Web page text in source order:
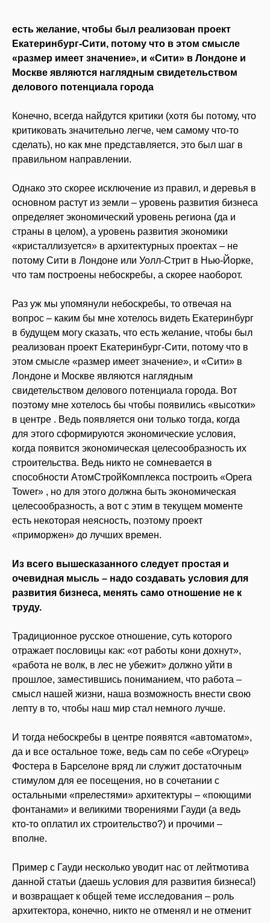
есть желание, чтобы был реализован проект
Екатеринбург-Сити, потому что в этом смысле
«размер имеет значение», и «Сити» в Лондоне и
Москве являются наглядным свидетельством
делового потенциала города
Конечно, всегда найдутся критики (хотя бы потому, что
критиковать значительно легче, чем самому что-то
сделать), но как мне представляется, это был шаг в
правильном направлении.
Однако это скорее исключение из правил, и деревья в
основном растут из земли – уровень развития бизнеса
определяет экономический уровень региона (да и
страны в целом), а уровень развития экономики
«кристаллизуется» в архитектурных проектах – не
потому Сити в Лондоне или Уолл-Стрит в Нью-Йорке,
что там построены небоскребы, а скорее наоборот.
Раз уж мы упомянули небоскребы, то отвечая на
вопрос – каким бы мне хотелось видеть Екатеринбург
в будущем могу сказать, что есть желание, чтобы был
реализован проект Екатеринбург-Сити, потому что в
этом смысле «размер имеет значение», и «Сити» в
Лондоне и Москве являются наглядным
свидетельством делового потенциала города. Вот
поэтому мне хотелось бы чтобы появились «высотки»
в центре . Ведь появляется они только тогда, когда
для этого сформируются экономические условия,
когда появится экономическая целесообразность их
строительства. Ведь никто не сомневается в
способности АтомСтройКомплекса построить «Оpera
Tower» , но для этого должна быть экономическая
целесообразность, а вот с этим в текущем моменте
есть некоторая неясность, поэтому проект
«приморжен» до лучших времен.
Из всего вышесказанного следует простая и
очевидная мысль – надо создавать условия для
развития бизнеса, менять само отношение не к
труду.
Традиционное русское отношение, суть которого
отражает пословицы как: «от работы кони дохнут»,
«работа не волк, в лес не убежит» должно уйти в
прошлое, заместившись пониманием, что работа –
смысл нашей жизни, наша возможность внести свою
лепту в то, чтобы наш мир стал немного лучше.
И тогда небоскребы в центре появятся «автоматом»,
да и все остальное тоже, ведь сам по себе «Огурец»
Фостера в Барселоне вряд ли служит достаточным
стимулом для ее посещения, но в сочетании с
остальными «прелестями» архитектуры – «поющими
фонтанами» и великими творениями Гауди (а ведь
кто-то оплатил их строительство?) и прочими –
вполне.
Пример с Гауди несколько уводит нас от лейтмотива
данной статьи (даешь условия для развития бизнеса!)
и возвращает к общей теме исследования – роль
архитектора, конечно, никто не отменял и не отменит